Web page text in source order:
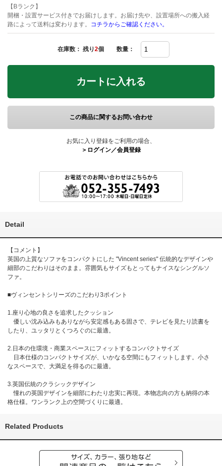
【Bランク】
開梱・設置サービス付きでお届けします。お届け先や、設置場所への搬入経
路によって送料は変わります。 コチラからご確認ください。
在庫数： 残り2個 数量：
カートに入れる
この商品に関するお問い合わせ
お気に入り登録をご利用の場合、
＞ログイン／会員登録
Detail
【コメント】
英国の上質なソファをコンパクトにした "Vincent series" 伝統的なデザインや
細部のこだわりはそのまま。雰囲気もサイズもとってもナイスなシングルソ
ファ。
■ヴィンセントシリーズのこだわり3ポイント
1.座り心地の良さを追求したクッション
優しい沈み込みもありながら安定感もある固さで、テレビを見たり読書を
したり、ユッタリとくつろぐのに最適。
2.日本の住環境・商業スペースにフィットするコンパクトサイズ
日本仕様のコンパクトサイズが、いかなる空間にもフィットします。小さ
なスペースで、大満足を得るのに最適。
3.英国伝統のクラシックデザイン
憧れの英国デザインを細部にわたり忠実に再現。本物志向の方も納得の本
格仕様。ワンランク上の空間づくりに最適。
Related Products